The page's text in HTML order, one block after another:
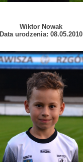
Wiktor Nowak
Data urodzenia: 08.05.2010